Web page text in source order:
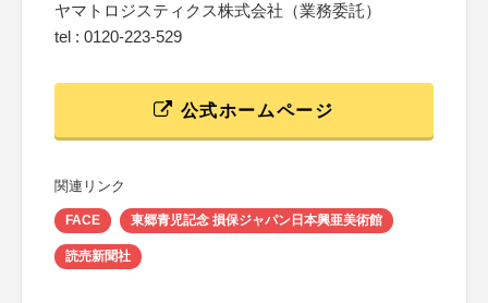
ヤマトロジスティクス株式会社（業務委託）
tel : 0120-223-529
公式ホームページ
関連リンク
FACE 東郷青児記念 損保ジャパン日本興亜美術館
読売新聞社